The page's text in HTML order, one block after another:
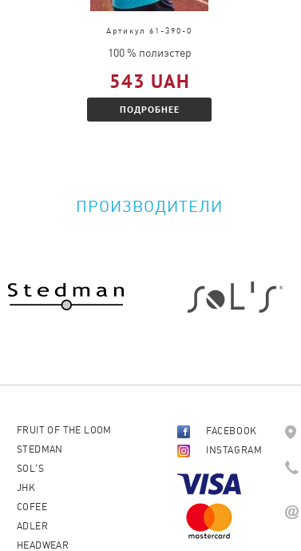
Артикул 61-390-0
100 % полиэстер
543 UAH
ПОДРОБНЕЕ
ПРОИЗВОДИТЕЛИ
FRUIT OF THE LOOM
STEDMAN
SOL'S
JHK
COFEE
ADLER
HEADWEAR
FACEBOOK
INSTAGRAM